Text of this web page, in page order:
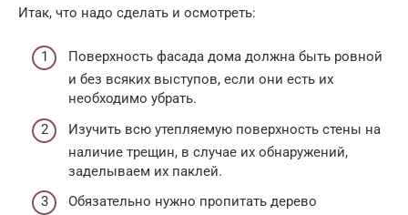
Итак, что надо сделать и осмотреть:
Поверхность фасада дома должна быть ровной
и без всяких выступов, если они есть их
необходимо убрать.
Изучить всю утепляемую поверхность стены на
наличие трещин, в случае их обнаружений,
заделываем их паклей.
Обязательно нужно пропитать дерево